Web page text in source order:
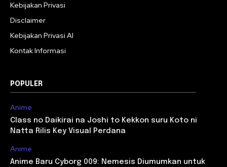
Kebijakan Privasi
Disclaimer
Kebijakan Privasi AI
Kontak Informasi
POPULER
Anime
Class no Daikirai na Joshi to Kekkon suru Koto ni
Natta Rilis Key Visual Perdana
Anime
Anime Baru Cyborg 009: Nemesis Diumumkan untuk